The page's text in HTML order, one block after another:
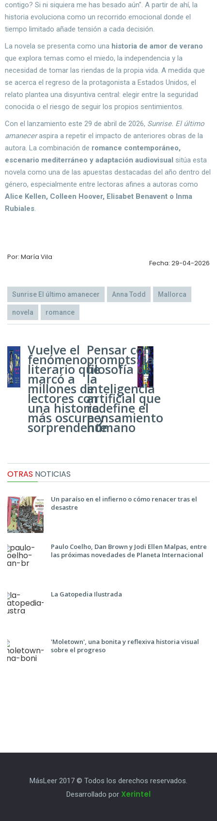
contigo? Si ni siquiera me has besado aún". A partir de ahí, la
historia evoluciona como un recorrido emocional donde el
tiempo limitado añade tensión a cada decisión.
La novela se presenta como una historia de amor de verano
que explora temas como el miedo, la independencia y la
necesidad de tomar las riendas de la propia vida. A medida que
se acerca el regreso de la protagonista a Estados Unidos, el
relato plantea una disyuntiva central: elegir entre la seguridad
conocida o el riesgo de seguir los propios sentimientos.
Con el lanzamiento este 29 de abril de 2026, Sunrise. El último
amaneceraspira a repetir el impacto de anteriores obras de la
autora. La combinación de romance contemporáneo,
escenario mediterráneo y adaptación audiovisual sitúa esta
novela como una de las apuestas destacadas del año dentro del
género, especialmente entre lectoras afines a autoras como
Alice Kellen, Colleen Hoover, Elisabet Benavent o Inma
Rubiales.
Por: María Vila
Fecha: 29-04-2026
Sunrise El último amanecer Anna Todd Mallorca
novela romance
Vuelve el
fenómeno
literario que
marcó a
millones de
lectores con
una historia
más oscura y
sorprendente
Pensar con
prompts: la
filosofía de
la
inteligencia
artificial que
redefine el
pensamiento
humano
OTRAS NOTICIAS
Un paraíso en el infierno o cómo renacer tras el
desastre
Paulo Coelho, Dan Brown y Jodi Ellen Malpas, entre
las próximas novedades de Planeta Internacional
La Gatopedia Ilustrada
'Moletown', una bonita y reflexiva historia visual
sobre el progreso
MásLeer 2017 © Todos los derechos reservados.
Desarrollado por Xerintel